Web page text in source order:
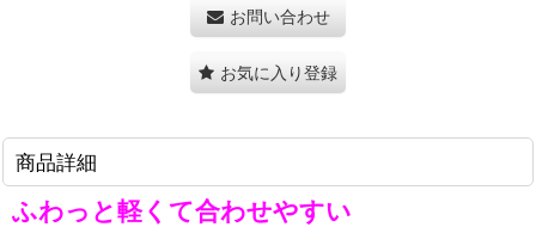
お問い合わせ
お気に入り登録
商品詳細
ふわっと軽くて合わせやすい